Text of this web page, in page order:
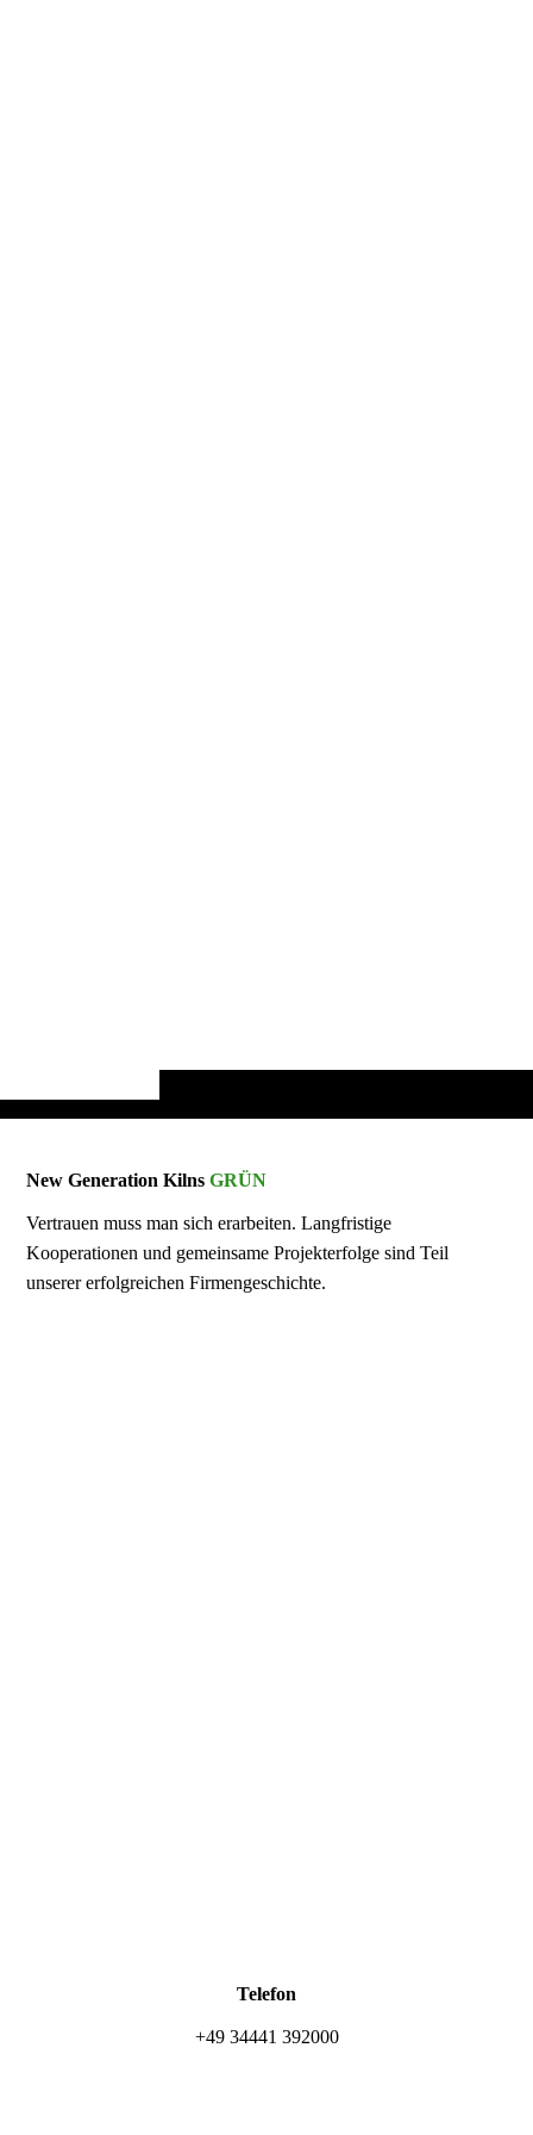
New Generation KilnsGRÜN
Vertrauen muss man sich erarbeiten. Langfristige
Kooperationen und gemeinsame Projekterfolge sind Teil
unserer erfolgreichen Firmengeschichte.
Telefon
+49 34441 392000